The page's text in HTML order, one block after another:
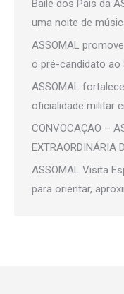
Baile dos Pais da
uma noite de
ASSOMAL
o pré-candidato ao
ASSOMAL
oficialidade militar
CONVOCAÇÃO –
EXTRAORDINÁRIA
ASSOMAL Visita
para orientar,